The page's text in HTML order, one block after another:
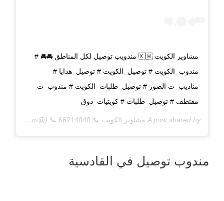
مشاوير الكويت 🇰🇼 مندويب توصيل لكل المناطق 🚘🚘 #
مندوب_الكويت # توصيل_الكويت # توصيل_هدايا #
مناديب_ت الصور # توصيل_طلبات_الكويت # مندوب_ت
مقتطف # توصيل_طلبات # كويتيات_ذوق
A post shared by مشاوير الكويت 📞 66214040 📞 (@q8deliverycom) on
مندوب توصيل في القادسية